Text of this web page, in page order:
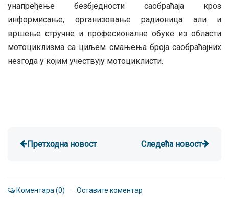
унапређење безбједности саобраћаја кроз
информисање, организовање радионица али и
вршење стручне и професионалне обуке из области
мотоциклизма са циљем смањења броја саобраћајних
незгода у којим учествују мотоциклисти.
Претходна новост Следећа новост
Коментара (0) · Оставите коментар